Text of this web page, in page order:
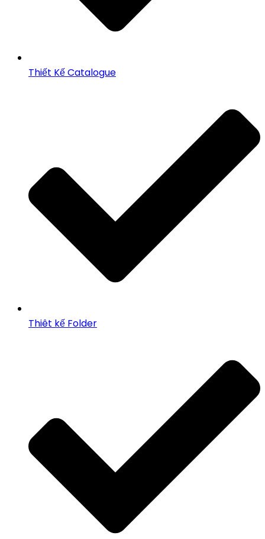
Thiết Kế Catalogue
Thiêt kế Folder